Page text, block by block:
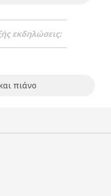
εκδηλώσεις:
πιάνο